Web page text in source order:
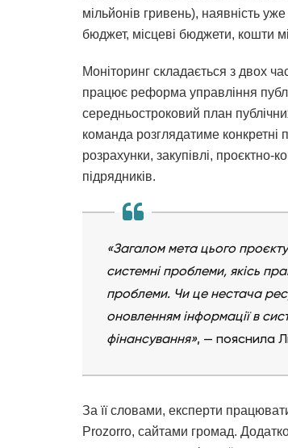
мільйонів гривень), наявність
бюджет, місцеві бюджети, кошти
Моніторинг складається з двох
працює реформа управління
середньостроковий план
команда розглядатиме конкретні
розрахунки, закупівлі, проєктно-
підрядників.
«Загалом мета цього
системні проблеми, якісь
проблеми. Чи це нестача
оновленням інформації в
фінансування», — пояснила
За її словами, експерти
Prozorro, сайтами громад.